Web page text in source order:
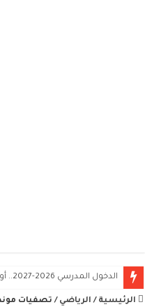
الدخول المدرسي 2026-2027.. أولياء التلاميذ يصدرون بيانا هامًا
الرئيسية / الرياضي /